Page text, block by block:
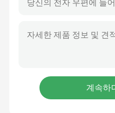
벽난로 배터리
전기 드릴 리튬 배터리
리튬 배터리 모듈